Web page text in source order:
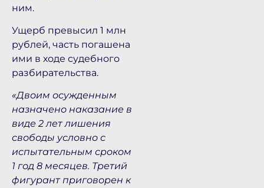
ним.
Ущерб превысил 1 млн
рублей, часть погашена
ими в ходе судебного
разбирательства.
«Двоим осужденным
назначено наказание в
виде 2 лет лишения
свободы условно с
испытательным сроком
1 год 8 месяцев. Третий
фигурант приговорен к